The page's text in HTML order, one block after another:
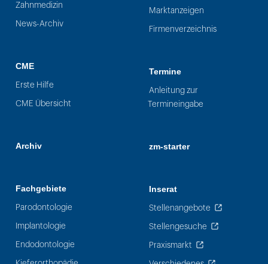
Zahnmedizin
News-Archiv
CME
Erste Hilfe
CME Übersicht
Archiv
Fachgebiete
Parodontologie
Implantologie
Endodontologie
Marktanzeigen
Firmenverzeichnis
Termine
Anleitung zur
Termineingabe
zm-starter
Inserat
Stellenangebote
Stellengesuche
Praxismarkt